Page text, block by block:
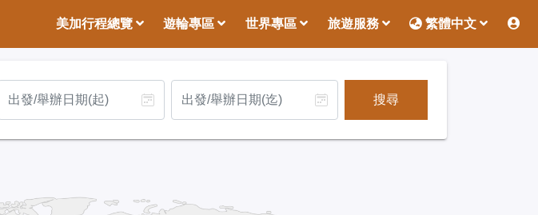
美加行程總覽 遊輪專區 世界專區 旅遊服務 繁體中文
搜尋